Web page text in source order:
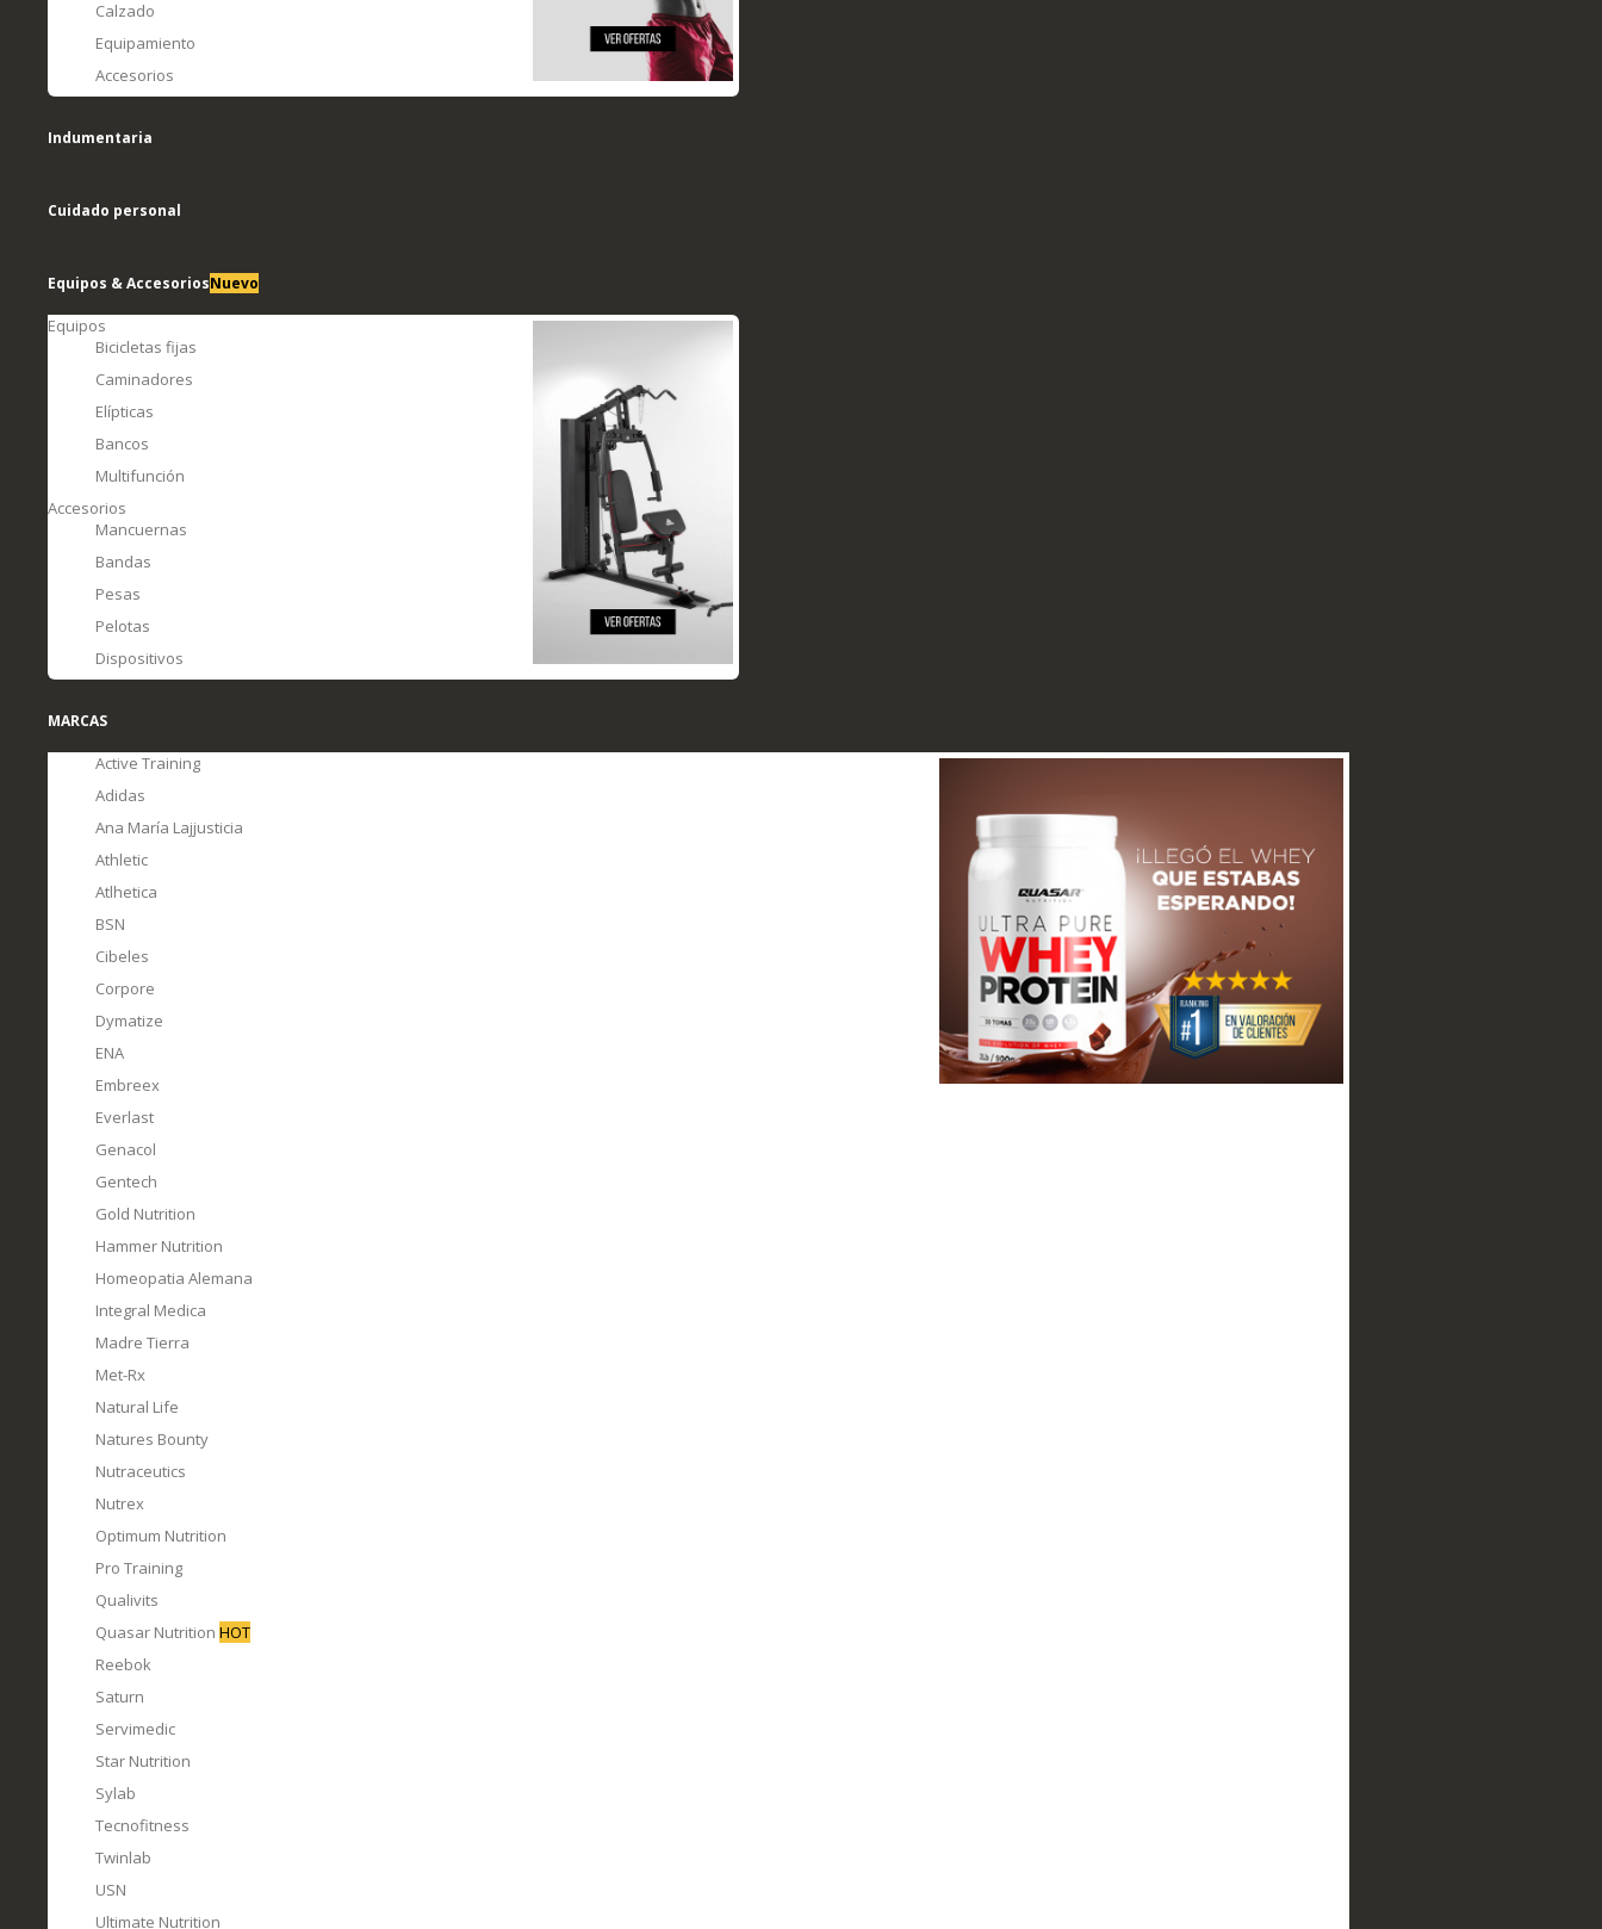
Calzado
Equipamiento
Accesorios
Indumentaria
Cuidado personal
Equipos & AccesoriosNuevo
Equipos
Bicicletas fijas
Caminadores
Elípticas
Bancos
Multifunción
Accesorios
Mancuernas
Bandas
Pesas
Pelotas
Dispositivos
MARCAS
Active Training
Adidas
Ana María Lajjusticia
Athletic
Atlhetica
BSN
Cibeles
Corpore
Dymatize
ENA
Embreex
Everlast
Genacol
Gentech
Gold Nutrition
Hammer Nutrition
Homeopatia Alemana
Integral Medica
Madre Tierra
Met-Rx
Natural Life
Natures Bounty
Nutraceutics
Nutrex
Optimum Nutrition
Pro Training
Qualivits
Quasar Nutrition HOT
Reebok
Saturn
Servimedic
Star Nutrition
Sylab
Tecnofitness
Twinlab
USN
Ultimate Nutrition